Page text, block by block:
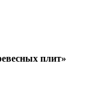
плит»